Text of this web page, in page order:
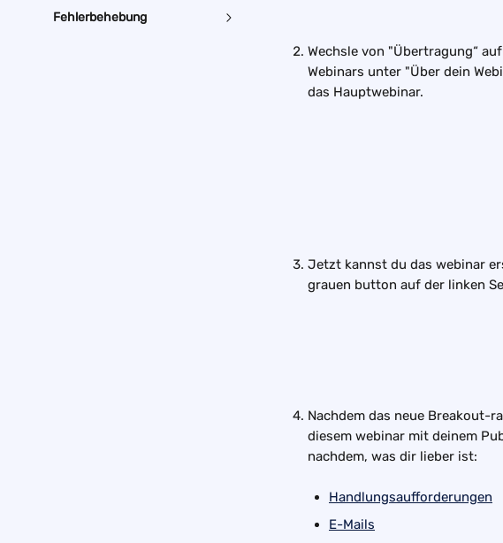
Fehlerbehebung
Wechsle von "Übertragung“
Webinars unter "Über dein
das Hauptwebinar.
Jetzt kannst du das webinar
grauen button auf der linken
Nachdem das neue Breakout-
diesem webinar mit deinem
nachdem, was dir lieber ist:
Handlungsaufforderungen
E-Mails